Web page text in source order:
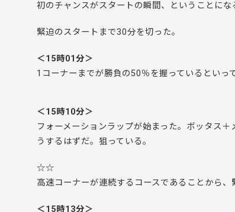
初のチャンスがスタートの瞬間、ということにな
緊迫のスタートまで30分を切った。
＜15時01分＞
1コーナーまでが勝負の50％を握っているといっ
＜15時10分＞
フォーメーションラップが始まった。ボッタス
うするはずだ。狙っている。
☆☆
高速コーナーが連続するコースであることから、
＜15時13分＞